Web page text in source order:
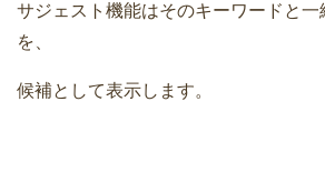
サジェスト機能はそのキーワードと
を、
候補として表示します。